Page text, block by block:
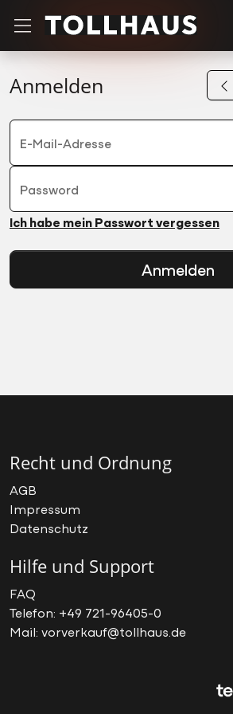
Zum Hauptinhalt springen
Anmelden
E-Mail-Adresse
Password
Ich habe mein Passwort vergessen
Anmelden
Recht und Ordnung
AGB
Impressum
Datenschutz
Hilfe und Support
FAQ
Telefon: +49 721-96405-0
Mail: vorverkauf@tollhaus.de